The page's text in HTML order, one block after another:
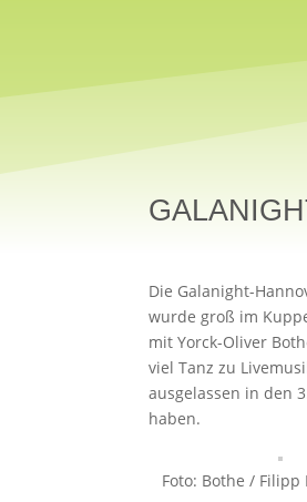
Die Galanight-
wurde groß im
mit Yorck-Oliver
viel Tanz zu
ausgelassen in den
haben.
Foto: Bothe / Filipp